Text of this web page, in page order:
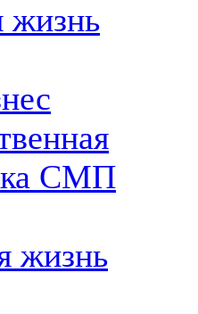
жизнь
СМП
жизнь